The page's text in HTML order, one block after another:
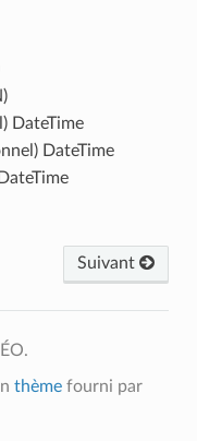
DateTime
DateTime
Suivant
thèmefourni par